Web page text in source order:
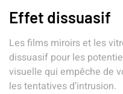
Effet dissuasif
Les films miroirs et les
dissuasif pour les
visuelle qui empêche de
les tentatives d’intrusion.